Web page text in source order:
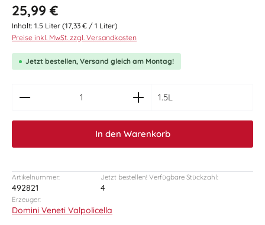
Regulärer Preis:
25,99 €
Inhalt: 1.5 Liter (17,33 € / 1 Liter)
Preise inkl. MwSt. zzgl. Versandkosten
Jetzt bestellen, Versand gleich am Montag!
1.5L
In den Warenkorb
Artikelnummer:
492821
Jetzt bestellen! Verfügbare Stückzahl:
4
Erzeuger:
Domini Veneti Valpolicella